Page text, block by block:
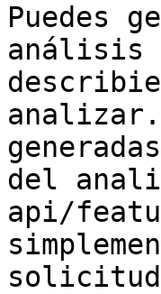
Puedes
análisis
del
api/
solicitud